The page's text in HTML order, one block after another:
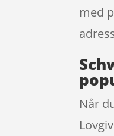
med
Når